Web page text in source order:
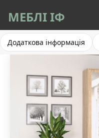
МЕБЛІ ІФ
Додаткова інформація